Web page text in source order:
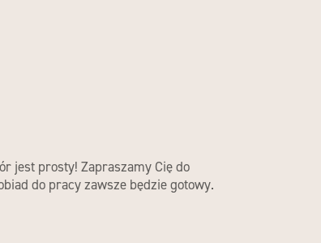
jest prosty! Zapraszamy Cię do
do pracy zawsze będzie gotowy.